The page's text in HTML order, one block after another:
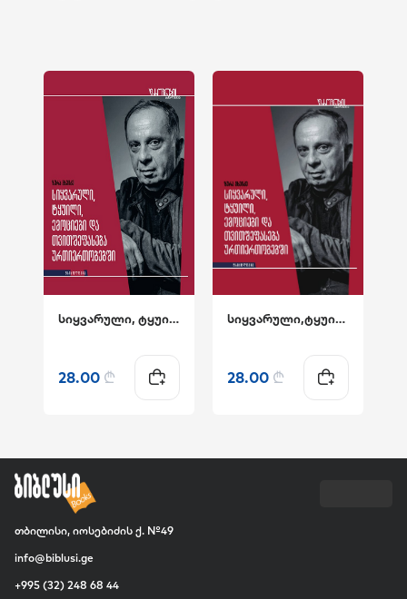
სიყვარული, ტყუილი, ემოციები და თვითშეფასება ურთიერთობებში
28.00 ₾
სიყვარული,ტყუილი,ემოციები და თვითშეფასება ურთიერთობებში
28.00 ₾
თბილისი, იოსებიძის ქ. №49
info@biblusi.ge
+995 (32) 248 68 44